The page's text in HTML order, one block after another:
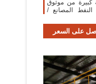
كبيرة من موثوق
النفط المصانع /
على السعر